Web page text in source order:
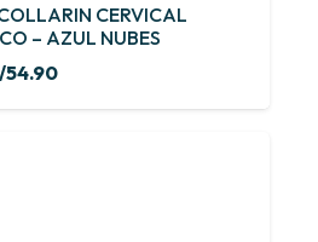
CERVICAL
– AZUL NUBES
54.90